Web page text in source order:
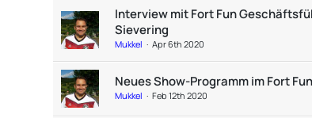
Interview mit Fort Fun
Sievering
Mukkel Apr 6th 2020
Neues Show-Programm im Fort Fun
Mukkel Feb 12th 2020